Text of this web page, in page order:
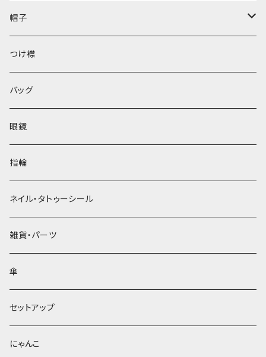
帽子
ベレー帽
つけ襟
バッグ
眼鏡
指輪
ネイル・タトゥーシール
雑貨・パーツ
傘
セットアップ
にゃんこ